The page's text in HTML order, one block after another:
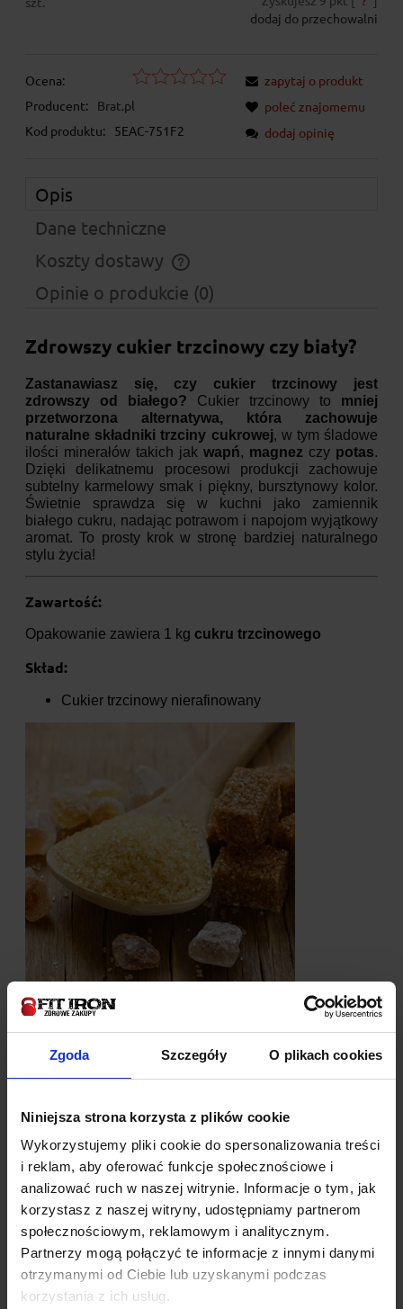
Zgoda Szczegóły O plikach cookies
Niniejsza strona korzysta z plików cookie
Wykorzystujemy pliki cookie do spersonalizowania treści
i reklam, aby oferować funkcje społecznościowe i
analizować ruch w naszej witrynie. Informacje o tym, jak
korzystasz z naszej witryny, udostępniamy partnerom
społecznościowym, reklamowym i analitycznym.
Partnerzy mogą połączyć te informacje z innymi danymi
otrzymanymi od Ciebie lub uzyskanymi podczas
korzystania z ich usług.
dodaj do przechowalni
Ocena:
Producent:
Brat.pl
Kod produktu:
5EAC-751F2
zapytaj o produkt
poleć znajomemu
dodaj opinię
Opis
Dane techniczne
Koszty dostawy
Cena nie zawiera ewentualnych kosztów płatności
Opinie o produkcie (0)
Zdrowszy cukier trzcinowy czy biały?
Zastanawiasz się, czy cukier trzcinowy jest
zdrowszy od białego? Cukier trzcinowy to mniej
przetworzona alternatywa, która zachowuje
naturalne składniki trzciny cukrowej, w tym śladowe
ilości minerałów takich jak wapń, magnez czy potas.
Dzięki delikatnemu procesowi produkcji zachowuje
subtelny karmelowy smak i piękny, bursztynowy kolor.
Świetnie sprawdza się w kuchni jako zamiennik
białego cukru, nadając potrawom i napojom wyjątkowy
aromat. To prosty krok w stronę bardziej naturalnego
stylu życia!
Zawartość:
Opakowanie zawiera 1 kg cukru trzcinowego
Skład:
Cukier trzcinowy nierafinowany
Wartości odżywcze produktu w 100 g
Wartość
energetyczna
Tłuszcz
0 g
w tym kwasy
nasycone
w tym cukry
99,4 g
Białko
0 g
Sól*
0 g
Sposób przechowywania:
Produkt należy przechowywać w suchym i chłodnym
miejscu, niedostępnym dla dzieci.